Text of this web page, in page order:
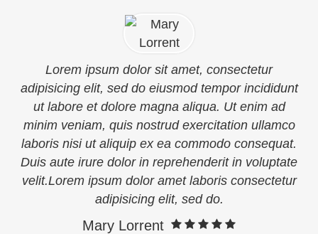
Lorem ipsum dolor sit amet, consectetur
adipisicing elit, sed do eiusmod tempor incididunt
ut labore et dolore magna aliqua. Ut enim ad
minim veniam, quis nostrud exercitation ullamco
laboris nisi ut aliquip ex ea commodo consequat.
Duis aute irure dolor in reprehenderit in voluptate
velit.Lorem ipsum dolor amet laboris consectetur
adipisicing elit, sed do.
Mary Lorrent